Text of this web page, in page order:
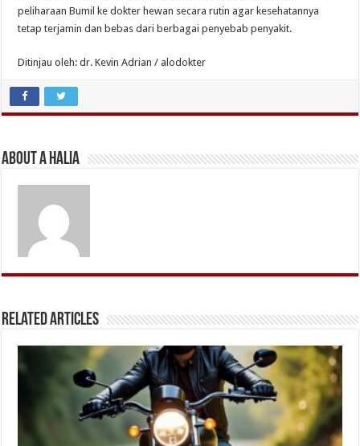
peliharaan Bumil ke dokter hewan secara rutin agar kesehatannya
tetap terjamin dan bebas dari berbagai penyebab penyakit.
Ditinjau oleh: dr. Kevin Adrian / alodokter
About A Halia
Related Articles